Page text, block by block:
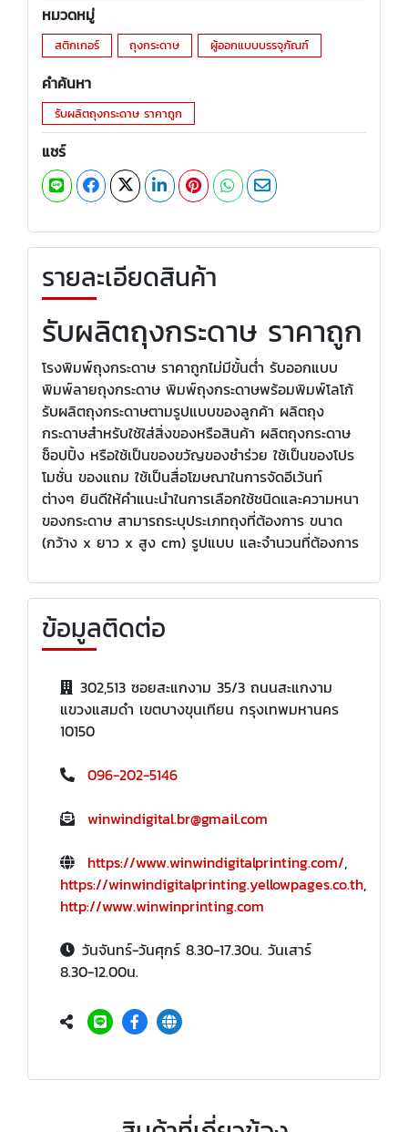
หมวดหมู่
สติกเกอร์ ถุงกระดาษ ผู้ออกแบบบรรจุภัณฑ์
คำค้นหา
รับผลิตถุงกระดาษ ราคาถูก
แชร์
รายละเอียดสินค้า
รับผลิตถุงกระดาษ ราคาถูก
โรงพิมพ์ถุงกระดาษ ราคาถูกไม่มีขั้นต่ำ รับออกแบบ
พิมพ์ลายถุงกระดาษ พิมพ์ถุงกระดาษพร้อมพิมพ์โลโก้
รับผลิตถุงกระดาษตามรูปแบบของลูกค้า ผลิตถุง
กระดาษสำหรับใช้ใส่สิ่งของหรือสินค้า ผลิตถุงกระดาษ
ช็อปปิ้ง หรือใช้เป็นของขวัญของชำร่วย ใช้เป็นของโปร
โมชั่น ของแถม ใช้เป็นสื่อโฆษณาในการจัดอีเว้นท์
ต่างๆ ยินดีให้คำแนะนำในการเลือกใช้ชนิดและความหนา
ของกระดาษ สามารถระบุประเภทถุงที่ต้องการ ขนาด
(กว้าง x ยาว x สูง cm) รูปแบบ และจำนวนที่ต้องการ
ข้อมูลติดต่อ
302,513 ซอยสะแกงาม 35/3 ถนนสะแกงาม
แขวงแสมดำ เขตบางขุนเทียน กรุงเทพมหานคร
10150
096-202-5146
winwindigital.br@gmail.com
https://www.winwindigitalprinting.com/,
https://winwindigitalprinting.yellowpages.co.th,
http://www.winwinprinting.com
วันจันทร์-วันศุกร์ 8.30-17.30น. วันเสาร์
8.30-12.00น.